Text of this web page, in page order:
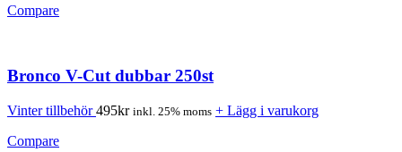
Compare
Bronco V-Cut dubbar 250st
Vinter tillbehör495kr inkl. 25% moms + Lägg i varukorg
Compare